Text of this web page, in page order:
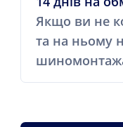
Якщо ви не
та на ньому